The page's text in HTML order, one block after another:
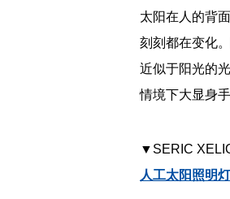
太阳在人的背
刻刻都在变化
近似于阳光的
情境下大显身手
▼SERIC
人工太阳照明